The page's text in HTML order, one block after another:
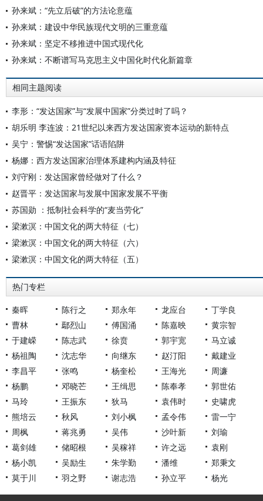
孙来斌：“先立后破”的方法论意蕴
孙来斌：建设中华民族现代文明的三重意蕴
孙来斌：坚定不移推进中国式现代化
孙来斌：不断谱写马克思主义中国化时代化新篇章
相同主题阅读
李形：“发达国家”与“发展中国家”分类过时了吗？
胡乐明 李连波：21世纪以来西方发达国家资本运动的新特点
吴宁：警惕“发达国家”话语陷阱
杨娜：西方发达国家治理体系建构内涵及特征
刘守刚：发达国家曾经做对了什么？
赵晋平：发达国家与发展中国家发展不平衡
苏国勋 ：抵制社会科学的“麦当劳化”
梁漱溟：中国文化的两大特征（七）
梁漱溟：中国文化的两大特征（六）
梁漱溟：中国文化的两大特征（五）
热门专栏
秦晖 陈行之 郑永年 龙应台
丁学良
曹林
鄢烈山 傅国涌 陈嘉映
黄宗智
于建嵘
陈志武 徐贲 郭宇宽
马立诚
杨祖陶
沈志华 向继东 赵汀阳
戴建业
李昌平
张鸣 杨奎松 王海光
周濂
杨鹏
邓晓芒 王缉思 陈奉孝
郭世佑
马玲
王振东 狄马 袁伟时
史啸虎
熊培云
秋风 刘小枫 孟令伟
雷一宁
周枫
蒋兆勇 吴伟 沙叶新
刘瑜
葛剑雄
储昭根 吴稼祥 许之远
袁刚
杨小凯
吴励生 朱学勤 潘维
郑秉文
莫于川
羽之野 谢志浩 孙立平 杨光